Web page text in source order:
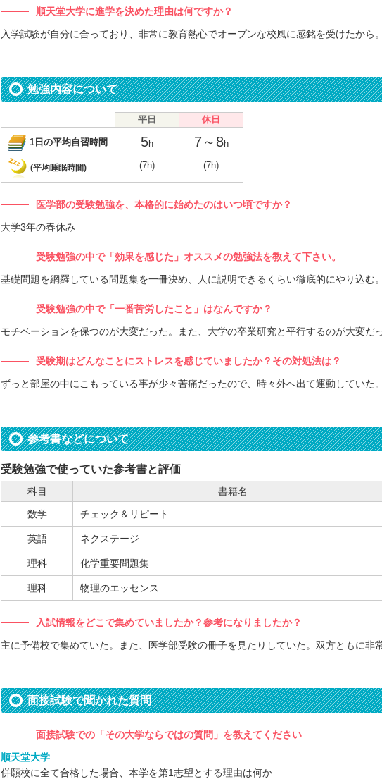
順天堂大学に進学を決めた理由は何ですか？
入学試験が自分に合っており、非常に教育熱心でオープンな校風に感銘を受けたから。
勉強内容について
平日 休日
1日の平均自習時間 5h 7～8h
(平均睡眠時間) (7h) (7h)
医学部の受験勉強を、本格的に始めたのはいつ頃ですか？
大学3年の春休み
受験勉強の中で「効果を感じた」オススメの勉強法を教えて下さい。
基礎問題を網羅している問題集を一冊決め、人に説明できるくらい徹底的にやり込む。
受験勉強の中で「一番苦労したこと」はなんですか？
モチベーションを保つのが大変だった。また、大学の卒業研究と平行するのが大変だっ
受験期はどんなことにストレスを感じていましたか？その対処法は？
ずっと部屋の中にこもっている事が少々苦痛だったので、時々外へ出て運動していた。
参考書などについて
受験勉強で使っていた参考書と評価
科目 書籍名
数学
チェック＆リピート
英語 ネクステージ
理科 化学重要問題集
理科 物理のエッセンス
入試情報をどこで集めていましたか？参考になりましたか？
主に予備校で集めていた。また、医学部受験の冊子を見たりしていた。双方ともに非
面接試験で聞かれた質問
面接試験での「その大学ならではの質問」を教えてください
順天堂大学
併願校に全て合格した場合、本学を第1志望とする理由は何か